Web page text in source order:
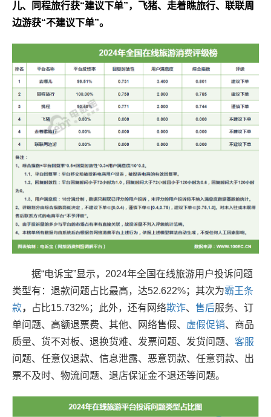
儿、同程旅行获“建议下单”，飞猪、走着瞧旅行、联联周
边游获“不建议下单”。
据“电诉宝”显示，2024年全国在线旅游用户投诉问题
类型有：退款问题占比最高，达52.622%；其次为霸王条
款， 占比15.732%；此外，还有网络欺诈、 售后服务、订
单问题、高额退票费、其他、网络售假、 虚假促销、商品
质量、货不对板、退换货难、发票问题、发货问题、 客服
问题、任意仅退款、信息泄露、恶意罚款、任意罚款、出
票不及时、物流问题、退店保证金不退还等问题。